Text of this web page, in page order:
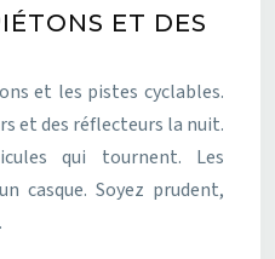
ET DES
et les pistes cyclables.
et des réflecteurs la nuit.
qui tournent. Les
casque. Soyez prudent,